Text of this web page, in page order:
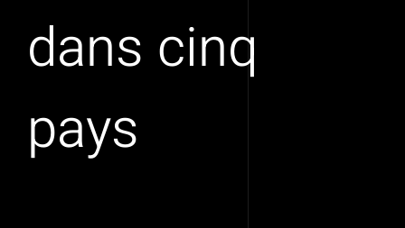
dans cinq
pays